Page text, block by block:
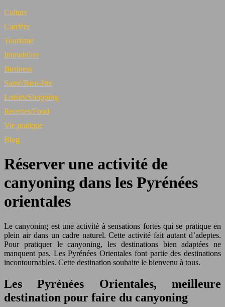
Culture
Carrière
Tourisme
Immobilier
Business
Santé/Bien-être
Loisirs/Shopping
Recettes/Food
Vie pratique
Blog
Réserver une activité de
canyoning dans les Pyrénées
orientales
Le canyoning est une activité à sensations fortes qui se pratique en
plein air dans un cadre naturel. Cette activité fait autant d’adeptes.
Pour pratiquer le canyoning, les destinations bien adaptées ne
manquent pas. Les Pyrénées Orientales font partie des destinations
incontournables. Cette destination souhaite le bienvenu à tous.
Les Pyrénées Orientales, meilleure
destination pour faire du canyoning